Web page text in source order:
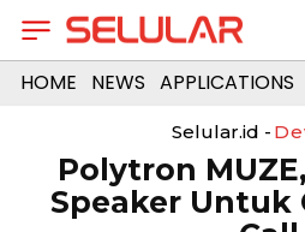
HOME NEWS APPLICATIONS
Selular.id -
Polytron
Speaker Untuk